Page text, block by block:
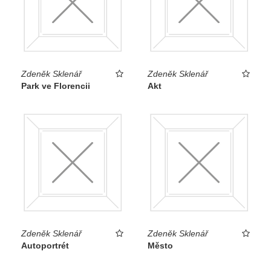
Zdeněk Sklenář
Park ve Florencii
Zdeněk Sklenář
Akt
Zdeněk Sklenář
Autoportrét
Zdeněk Sklenář
Město